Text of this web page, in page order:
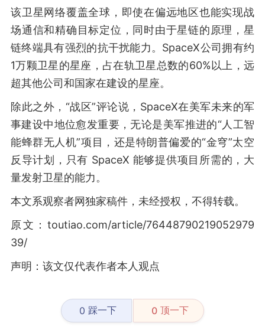
该卫星网络覆盖全球，即使在偏远地区也能实现战
场通信和精确目标定位，同时由于星链的原理，星
链终端具有强烈的抗干扰能力。SpaceX公司拥有约
1万颗卫星的星座，占在轨卫星总数的60%以上，远
超其他公司和国家在建设的星座。
除此之外，“战区”评论说，SpaceX在美军未来的军
事建设中地位愈发重要，无论是美军推进的“人工智
能蜂群无人机”项目，还是特朗普偏爱的“金穹”太空
反导计划，只有 SpaceX 能够提供项目所需的，大
量发射卫星的能力。
本文系观察者网独家稿件，未经授权，不得转载。
原文：toutiao.com/article/76448790219052979
39/
声明：该文仅代表作者本人观点
0 踩一下 0 顶一下